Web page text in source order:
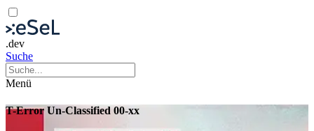
.dev
Suche
Menü
T-Error Un-Classified 00-xx